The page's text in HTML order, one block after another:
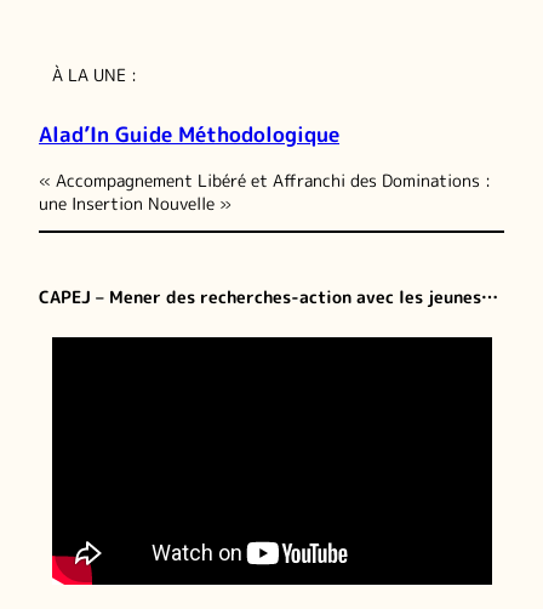
À LA UNE :
Alad’In Guide Méthodologique
« Accompagnement Libéré et Affranchi des Dominations :
une Insertion Nouvelle »
CAPEJ – Mener des recherches-action avec les jeunes…